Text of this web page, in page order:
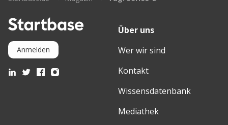
Anmelden
Über uns
Wer wir sind
Kontakt
Wissensdatenbank
Mediathek